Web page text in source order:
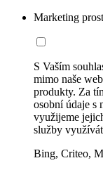
Marketing
S Vaším
mimo naše
produkty. Za
osobní údaje s
využijeme
služby
Bing, Criteo,